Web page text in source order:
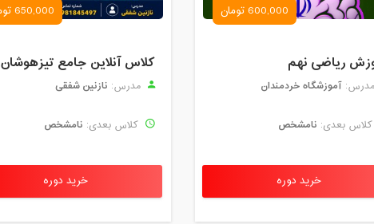
600,000 تومان
ریاضی نهم
آموزشگاه خردمندان
بعدی: نامشخص
خرید دوره
650,000 تومان
کلاس آنلاین جامع تیزهوشان
مدرس: نازنین شفقی
کلاس بعدی: نامشخص
خرید دوره